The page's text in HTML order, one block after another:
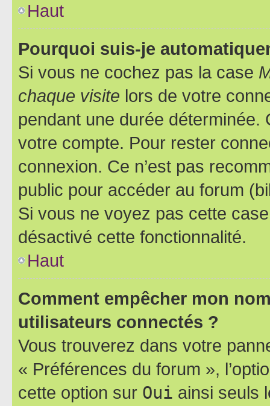
Haut
Pourquoi suis-je
Si vous ne cochez pas la case
chaque visite lors de votre
pendant une durée déterminée.
votre compte. Pour rester
connexion. Ce n’est pas
public pour accéder au forum
Si vous ne voyez pas cette
désactivé cette fonctionnalité.
Haut
Comment empêcher mon
utilisateurs connectés ?
Vous trouverez dans votre
« Préférences du forum »,
cette option sur Oui ainsi seuls